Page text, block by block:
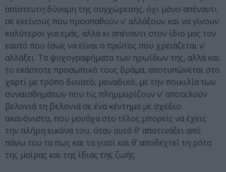
απίστευτη δύναμη της συγχώρεσης, όχι μόνο απέναντι
σε εκείνους που προσπαθούν ν’ αλλάξουν και να γίνουν
καλύτεροι για εμάς, αλλά κι απέναντι στον ίδιο μας τον
εαυτό που ίσως να είναι ο πρώτος που χρειάζεται ν’
αλλάξει. Τα ψυχογραφήματα των ηρωίδων της, αλλά και
το εκάστοτε προσωπικό τους δράμα, αποτυπώνεται στο
χαρτί με τρόπο δυνατό, μοναδικό, με την ποικιλία των
συναισθημάτων που τις πλημμυρίζουν ν’ αποτελούν
βελονιά τη βελονιά σε ένα κέντημα με σχέδιο
ακανόνιστο, που μονάχα στο τέλος μπορείς να έχεις
την πλήρη εικόνα του, όταν αυτό θ’ αποτινάξει από
πάνω του τα πως και τα γιατί και θ’ αποδεχτεί τη ρότα
της μοίρας και της ίδιας της ζωής.